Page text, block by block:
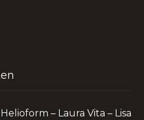
– Laura Vita – Lisa